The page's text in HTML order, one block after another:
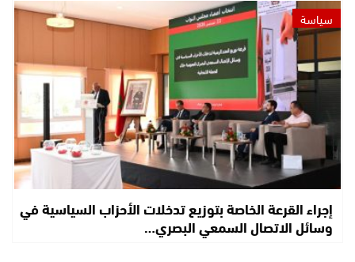
سياسة
إجراء القرعة الخاصة بتوزيع تدخلات الأحزاب السياسية في
وسائل الاتصال السمعي البصري…